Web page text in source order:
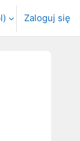
Zaloguj się